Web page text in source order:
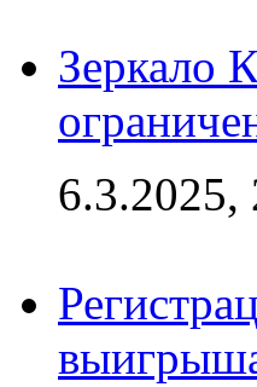
Зеркало
6.3.2025,